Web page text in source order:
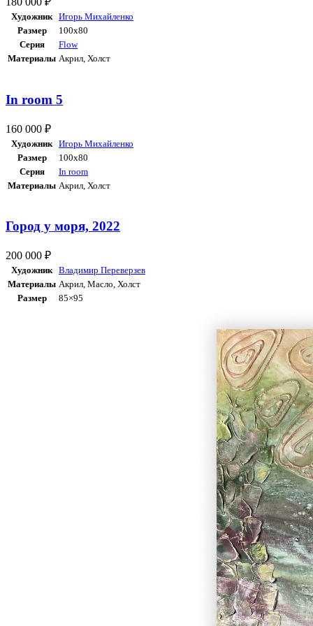
Художник Игорь Михайленко
Размер
100х80
Серия
Flow
Материалы Акрил, Холст
In room 5
160 000 ₽
Художник Игорь Михайленко
Размер
100х80
Серия
In room
Материалы Акрил Холст
Город у моря, 2022
200 000 ₽
Художник Владимир Переверзев
Материалы Акрил Масло Холст
Размер
85×95